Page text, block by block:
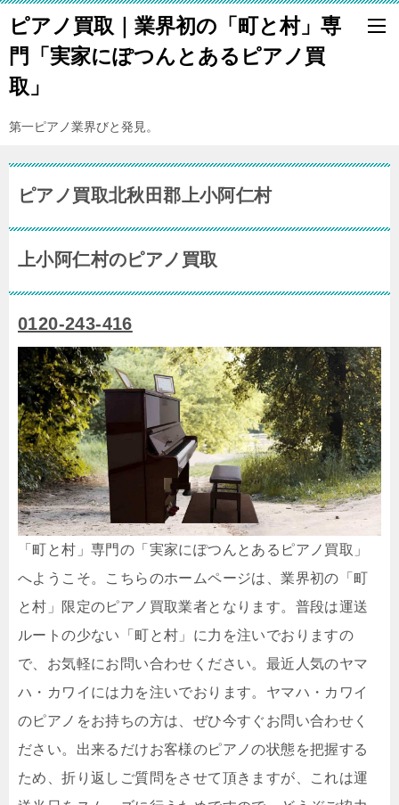
ピアノ買取｜業界初の「町と村」専
門「実家にぽつんとあるピアノ買
取」
第一ピアノ業界びと発見。
ピアノ買取北秋田郡上小阿仁村
上小阿仁村のピアノ買取
0120-243-416
「町と村」専門の「実家にぽつんとあるピアノ買取」
へようこそ。こちらのホームページは、業界初の「町
と村」限定のピアノ買取業者となります。普段は運送
ルートの少ない「町と村」に力を注いでおりますの
で、お気軽にお問い合わせください。最近人気のヤマ
ハ・カワイには力を注いでおります。ヤマハ・カワイ
のピアノをお持ちの方は、ぜひ今すぐお問い合わせく
ださい。出来るだけお客様のピアノの状態を把握する
ため、折り返しご質問をさせて頂きますが、これは運